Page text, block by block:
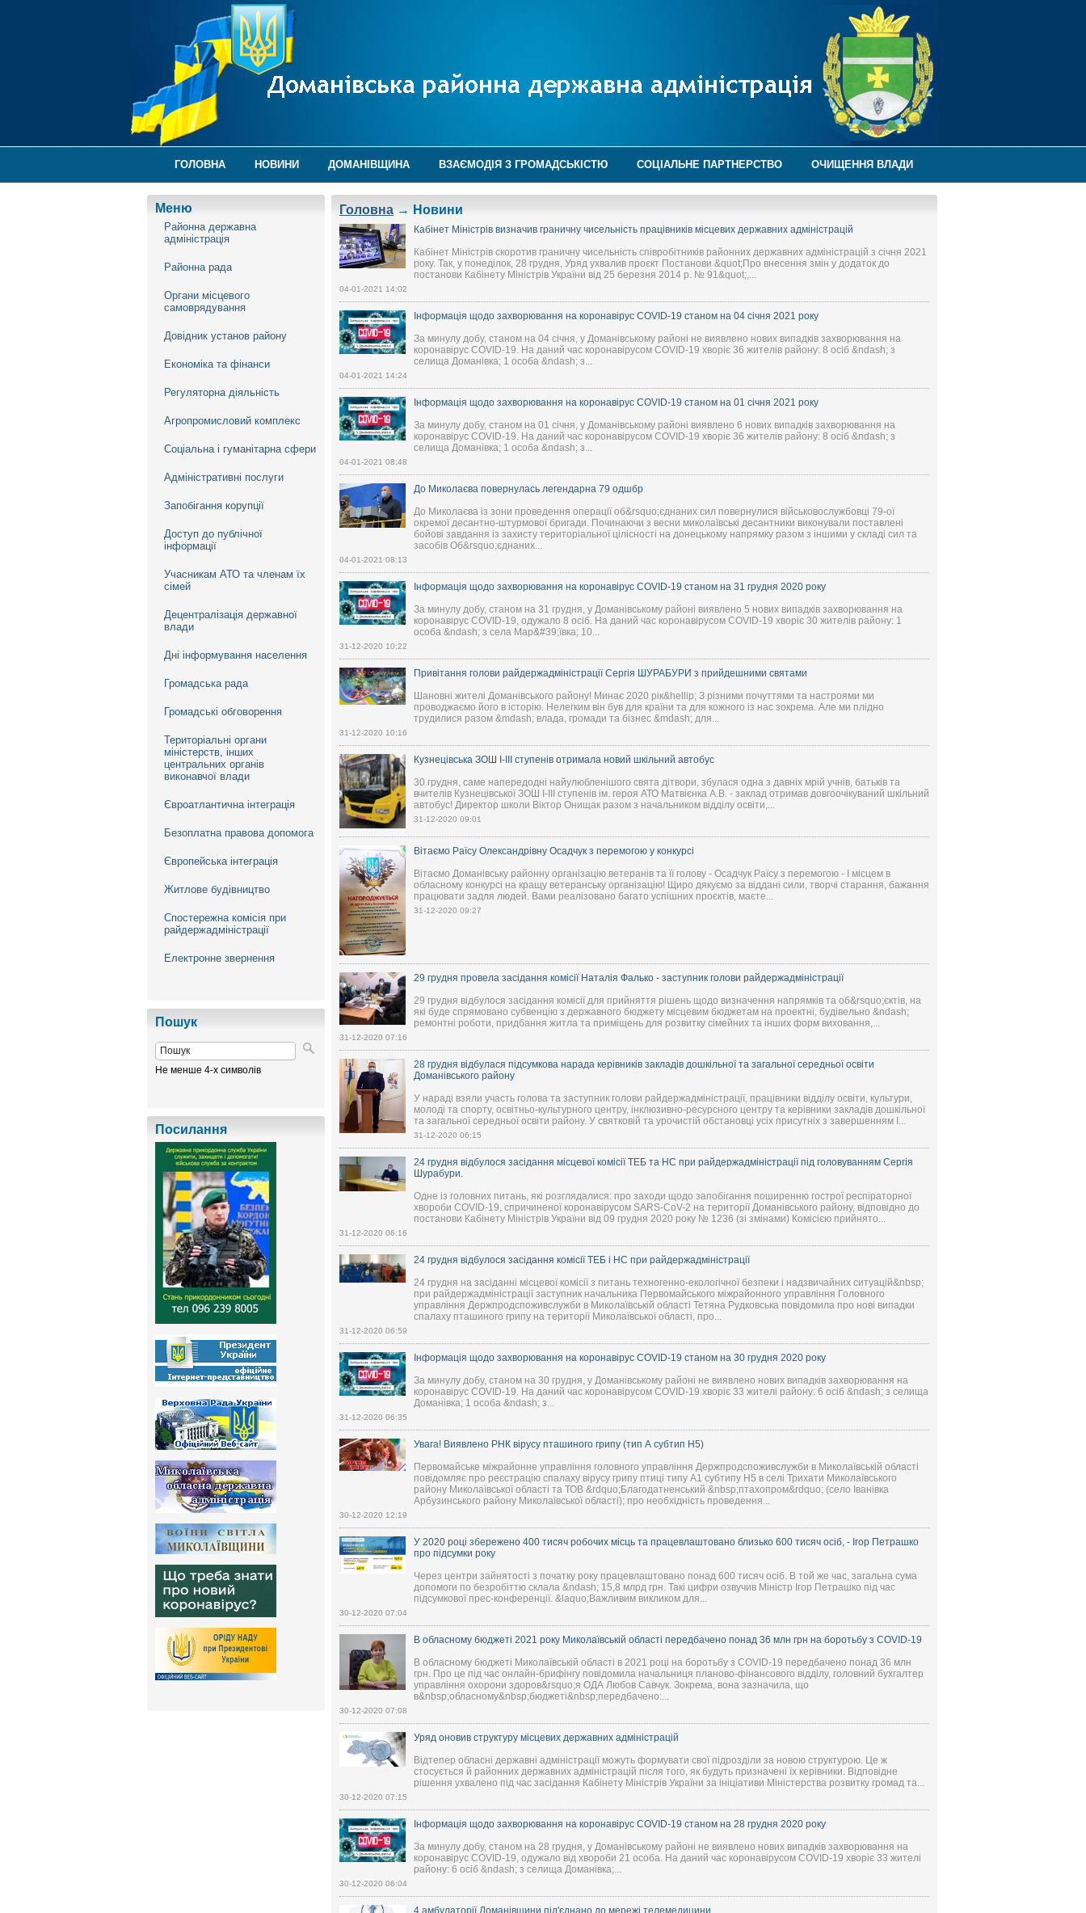
ГОЛОВНА НОВИНИ ДОМАНІВЩИНА ВЗАЄМОДІЯ З ГРОМАДСЬКІСТЮ СОЦІАЛЬНЕ ПАРТНЕРСТВО ОЧИЩЕННЯ ВЛАДИ
Меню
Районна державна
адміністрація
Районна рада
Органи місцевого
самоврядування
Довідник установ району
Економіка та фінанси
Регуляторна діяльність
Агропромисловий комплекс
Соціальна і гуманітарна сфери
Адміністративні послуги
Запобігання корупції
Доступ до публічної
інформації
Учасникам АТО та членам їх
сімей
Децентралізація державної
влади
Дні інформування населення
Громадська рада
Громадські обговорення
Територіальні органи
міністерств, інших
центральних органів
виконавчої влади
Євроатлантична інтеграція
Безоплатна правова допомога
Європейська інтеграція
Житлове будівництво
Спостережна комісія при
райдержадміністрації
Електронне звернення
Пошук
Не менше 4-х символів
Посилання
Головна → Новини
Кабінет Міністрів визначив граничну чисельність працівників місцевих державних адміністрацій
Кабінет Міністрів скоротив граничну чисельність співробітників районних державних адміністрацій з січня 2021
року. Так, у понеділок, 28 грудня, Уряд ухвалив проєкт Постанови &quot;Про внесення змін у додаток до
постанови Кабінету Міністрів України від 25 березня 2014 р. № 91&quot;,...
04-01-2021 14:02
Інформація щодо захворювання на коронавірус COVID-19 станом на 04 січня 2021 року
За минулу добу, станом на 04 січня, у Доманівському районі не виявлено нових випадків захворювання на
коронавірус COVID-19. На даний час коронавірусом COVID-19 хворіє 36 жителів району: 8 осіб &ndash; з
селища Доманівка; 1 особа &ndash; з...
04-01-2021 14:24
Інформація щодо захворювання на коронавірус COVID-19 станом на 01 січня 2021 року
За минулу добу, станом на 01 січня, у Доманівському районі виявлено 6 нових випадків захворювання на
коронавірус COVID-19. На даний час коронавірусом COVID-19 хворіє 36 жителів району: 8 осіб &ndash; з
селища Доманівка; 1 особа &ndash; з...
04-01-2021 08:48
До Миколаєва повернулась легендарна 79 одшбр
До Миколаєва із зони проведення операції об&rsquo;єднаних сил повернулися військовослужбовці 79-ої
окремої десантно-штурмової бригади. Починаючи з весни миколаївські десантники виконували поставлені
бойові завдання із захисту територіальної цілісності на донецькому напрямку разом з іншими у складі сил та
засобів Об&rsquo;єднаних...
04-01-2021 08:13
Інформація щодо захворювання на коронавірус COVID-19 станом на 31 грудня 2020 року
За минулу добу, станом на 31 грудня, у Доманівському районі виявлено 5 нових випадків захворювання на
коронавірус COVID-19, одужало 8 осіб. На даний час коронавірусом COVID-19 хворіє 30 жителів району: 1
особа &ndash; з села Мар&#39;ївка; 10...
31-12-2020 10:22
Привітання голови райдержадміністрації Сергія ШУРАБУРИ з прийдешними святами
Шановні жителі Доманівського району! Минає 2020 рік&hellip; З різними почуттями та настроями ми
проводжаємо його в історію. Нелегким він був для країни та для кожного із нас зокрема. Але ми плідно
трудилися разом &mdash; влада, громади та бізнес &mdash; для...
31-12-2020 10:16
Кузнецівська ЗОШ І-ІІІ ступенів отримала новий шкільний автобус
30 грудня, саме напередодні найулюбленішого свята дітвори, збулася одна з давніх мрій учнів, батьків та
вчителів Кузнецівської ЗОШ І-ІІІ ступенів ім. героя АТО Матвієнка А.В. - заклад отримав довгоочікуваний шкільний
автобус! Директор школи Віктор Онищак разом з начальником відділу освіти,...
31-12-2020 09:01
Вітаємо Раїсу Олександрівну Осадчук з перемогою у конкурсі
Вітаємо Доманівську районну організацію ветеранів та її голову - Осадчук Раїсу з перемогою - І місцем в
обласному конкурсі на кращу ветеранську організацію! Щиро дякуємо за віддані сили, творчі старання, бажання
працювати задля людей. Вами реалізовано багато успішних проєктів, маєте...
31-12-2020 09:27
29 грудня провела засідання комісії Наталія Фалько - заступник голови райдержадміністрації
29 грудня відбулося засідання комісії для прийняття рішень щодо визначення напрямків та об&rsquo;єктів, на
які буде спрямовано субвенцію з державного бюджету місцевим бюджетам на проектні, будівельно &ndash;
ремонтні роботи, придбання житла та приміщень для розвитку сімейних та інших форм виховання,...
31-12-2020 07:16
28 грудня відбулася підсумкова нарада керівників закладів дошкільної та загальної середньої освіти
Доманівського району
У нараді взяли участь голова та заступник голови райдержадміністрації, працівники відділу освіти, культури,
молоді та спорту, освітньо-культурного центру, інклюзивно-ресурсного центру та керівники закладів дошкільної
та загальної середньої освіти району. У святковій та урочистій обстановці усіх присутніх з завершенням І...
31-12-2020 06:15
24 грудня відбулося засідання місцевої комісії ТЕБ та НС при райдержадміністрації під головуванням Сергія
Шурабури.
Одне із головних питань, які розглядалися: про заходи щодо запобігання поширенню гострої респіраторної
хвороби COVID-19, спричиненої коронавірусом SARS-CoV-2 на території Доманівського району, відповідно до
постанови Кабінету Міністрів України від 09 грудня 2020 року № 1236 (зі змінами) Комісією прийнято...
31-12-2020 06:16
24 грудня відбулося засідання комісії ТЕБ і НС при райдержадміністрації
24 грудня на засіданні місцевої комісії з питань техногенно-екологічної безпеки і надзвичайних ситуацій&nbsp;
при райдержадміністрації заступник начальника Первомайського міжрайонного управління Головного
управління Держпродспоживслужби в Миколаївській області Тетяна Рудковська повідомила про нові випадки
спалаху пташиного грипу на території Миколаївської області, про...
31-12-2020 06:59
Інформація щодо захворювання на коронавірус COVID-19 станом на 30 грудня 2020 року
За минулу добу, станом на 30 грудня, у Доманівському районі не виявлено нових випадків захворювання на
коронавірус COVID-19. На даний час коронавірусом COVID-19 хворіє 33 жителі району: 6 осіб &ndash; з селища
Доманівка; 1 особа &ndash; з...
31-12-2020 06:35
Увага! Виявлено РНК вірусу пташиного грипу (тип А субтип Н5)
Первомайське міжрайонне управління головного управління Держпродспоживслужби в Миколаївській області
повідомляє про реєстрацію спалаху вірусу грипу птиці типу А1 субтипу Н5 в селі Трихати Миколаївського
району Миколаївської області та ТОВ &rdquo;Благодатненський &nbsp;птахопром&rdquo; (село Іванівка
Арбузинського району Миколаївської області); про необхідність проведення...
30-12-2020 12:19
У 2020 році збережено 400 тисяч робочих місць та працевлаштовано близько 600 тисяч осіб, - Ігор Петрашко
про підсумки року
Через центри зайнятості з початку року працевлаштовано понад 600 тисяч осіб. В той же час, загальна сума
допомоги по безробіттю склала &ndash; 15,8 млрд грн. Такі цифри озвучив Міністр Ігор Петрашко під час
підсумкової прес-конференції. &laquo;Важливим викликом для...
30-12-2020 07:04
В обласному бюджеті 2021 року Миколаївській області передбачено понад 36 млн грн на боротьбу з COVID-19
В обласному бюджеті Миколаївській області в 2021 році на боротьбу з COVID-19 передбачено понад 36 млн
грн. Про це під час онлайн-брифінгу повідомила начальниця планово-фінансового відділу, головний бухгалтер
управління охорони здоров&rsquo;я ОДА Любов Савчук. Зокрема, вона зазначила, що
в&nbsp;обласному&nbsp;бюджеті&nbsp;передбачено:...
30-12-2020 07:08
Уряд оновив структуру місцевих державних адміністрацій
Відтепер обласні державні адміністрації можуть формувати свої підрозділи за новою структурою. Це ж
стосується й районних державних адміністрацій після того, як будуть призначені їх керівники. Відповідне
рішення ухвалено під час засідання Кабінету Міністрів України за ініціативи Міністерства розвитку громад та...
30-12-2020 07:15
Інформація щодо захворювання на коронавірус COVID-19 станом на 28 грудня 2020 року
За минулу добу, станом на 28 грудня, у Доманівському районі не виявлено нових випадків захворювання на
коронавірус COVID-19, одужало від хвороби 21 особа. На даний час коронавірусом COVID-19 хворіє 33 жителі
району: 6 осіб &ndash; з селища Доманівка;...
30-12-2020 06:04